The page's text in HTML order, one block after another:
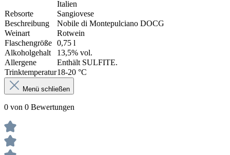
Italien
Rebsorte
Sangiovese
Beschreibung
Nobile di Montepulciano DOCG
Weinart
Rotwein
Flaschengröße 0,75 l
Alkoholgehalt
13,5% vol.
Allergene
Enthält SULFITE.
Trinktemperatur18-20 °C
Menü schließen
0 von 0 Bewertungen